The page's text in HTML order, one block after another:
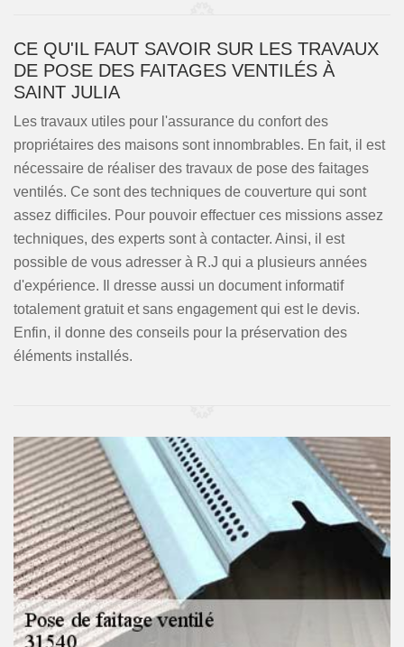
CE QU'IL FAUT SAVOIR SUR LES TRAVAUX
DE POSE DES FAITAGES VENTILÉS À
SAINT JULIA
Les travaux utiles pour l'assurance du confort des
propriétaires des maisons sont innombrables. En fait, il est
nécessaire de réaliser des travaux de pose des faitages
ventilés. Ce sont des techniques de couverture qui sont
assez difficiles. Pour pouvoir effectuer ces missions assez
techniques, des experts sont à contacter. Ainsi, il est
possible de vous adresser à R.J qui a plusieurs années
d'expérience. Il dresse aussi un document informatif
totalement gratuit et sans engagement qui est le devis.
Enfin, il donne des conseils pour la préservation des
éléments installés.